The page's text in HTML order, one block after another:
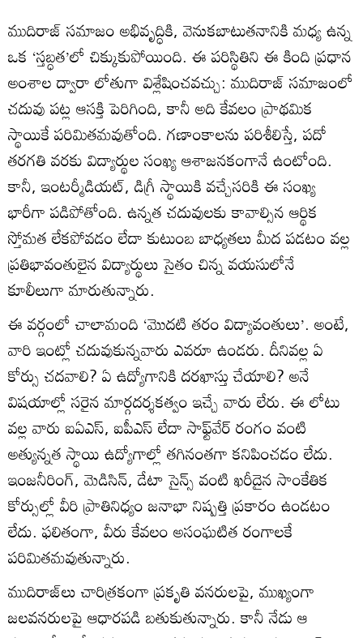
ముదిరాజ్‌ సమాజం అభివృద్ధికి, వెనుకబాటుతనానికి మధ్య ఉన్న
ఒక ‘స్తబ్ధత’లో చిక్కుకుపోయింది. ఈ పరిస్థితిని ఈ కింది ప్రధాన
అంశాల ద్వారా లోతుగా విశ్లేషించవచ్చు: ముదిరాజ్ సమాజంలో
చదువు పట్ల ఆసక్తి పెరిగింది, కానీ అది కేవలం ప్రాథమిక
స్థాయికే పరిమితమవుతోంది. గణాంకాలను పరిశీలిస్తే, పదో
తరగతి వరకు విద్యార్థుల సంఖ్య ఆశాజనకంగానే ఉంటోంది.
కానీ, ఇంటర్మీడియట్‌, డిగ్రీ స్థాయికి వచ్చేసరికి ఈ సంఖ్య
భారీగా పడిపోతోంది. ఉన్నత చదువులకు కావాల్సిన ఆర్థిక
స్తోమత లేకపోవడం లేదా కుటుంబ బాధ్యతలు మీద పడటం వల్ల
ప్రతిభావంతులైన విద్యార్థులు సైతం చిన్న వయసులోనే
కూలీలుగా మారుతున్నారు.
ఈ వర్గంలో చాలామంది ‘మొదటి తరం విద్యావంతులు’. అంటే,
వారి ఇంట్లో చదువుకున్నవారు ఎవరూ ఉండరు. దీనివల్ల ఏ
కోర్సు చదవాలి? ఏ ఉద్యోగానికి దరఖాస్తు చేయాలి? అనే
విషయాల్లో సరైన మార్గదర్శకత్వం ఇచ్చే వారు లేరు. ఈ లోటు
వల్ల వారు ఐఏఎస్, ఐపీఎస్ లేదా సాఫ్ట్‌వేర్ రంగం వంటి
అత్యున్నత స్థాయి ఉద్యోగాల్లో తగినంతగా కనిపించడం లేదు.
ఇంజనీరింగ్, మెడిసిన్, డేటా సైన్స్ వంటి ఖరీదైన సాంకేతిక
కోర్సుల్లో వీరి ప్రాతినిధ్యం జనాభా నిష్పత్తి ప్రకారం ఉండటం
లేదు. ఫలితంగా, వీరు కేవలం అసంఘటిత రంగాలకే
పరిమితమవుతున్నారు.
ముదిరాజ్‌లు చారిత్రకంగా ప్రకృతి వనరులపై, ముఖ్యంగా
జలవనరులపై ఆధారపడి బతుకుతున్నారు. కానీ నేడు ఆ